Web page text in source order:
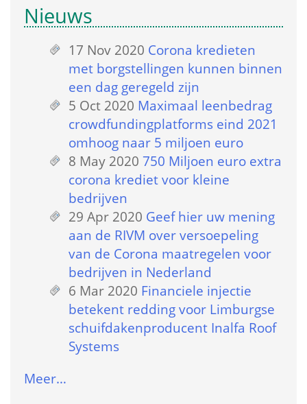
Nieuws
17 Nov 2020 Corona kredieten
met borgstellingen kunnen binnen
een dag geregeld zijn
5 Oct 2020 Maximaal leenbedrag
crowdfundingplatforms eind 2021
omhoog naar 5 miljoen euro
8 May 2020 750 Miljoen euro extra
corona krediet voor kleine
bedrijven
29 Apr 2020 Geef hier uw mening
aan de RIVM over versoepeling
van de Corona maatregelen voor
bedrijven in Nederland
6 Mar 2020 Financiele injectie
betekent redding voor Limburgse
schuifdakenproducent Inalfa Roof
Systems
Meer…